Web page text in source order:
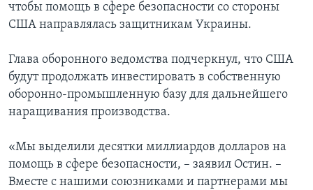
чтобы помощь в сфере безопасности со стороны
США направлялась защитникам Украины.
Глава оборонного ведомства подчеркнул, что США
будут продолжать инвестировать в собственную
оборонно-промышленную базу для дальнейшего
наращивания производства.
«Мы выделили десятки миллиардов долларов на
помощь в сфере безопасности, – заявил Остин. –
Вместе с нашими союзниками и партнерами мы